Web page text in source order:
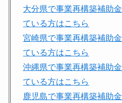
大分県で事業再構築補助
ている方はこちら
宮崎県で事業再構築補助
ている方はこちら
沖縄県で事業再構築補助
ている方はこちら
鹿児島で事業再構築補助